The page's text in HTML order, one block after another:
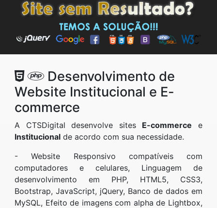
Desenvolvimento de
Website Institucional e E-
commerce
A CTSDigital desenvolve sites E-commerce e
Institucional de acordo com sua necessidade.
- Website Responsivo compatíveis com
computadores e celulares, Linguagem de
desenvolvimento em PHP, HTML5, CSS3,
Bootstrap, JavaScript, jQuery, Banco de dados em
MySQL, Efeito de imagens com alpha de Lightbox,